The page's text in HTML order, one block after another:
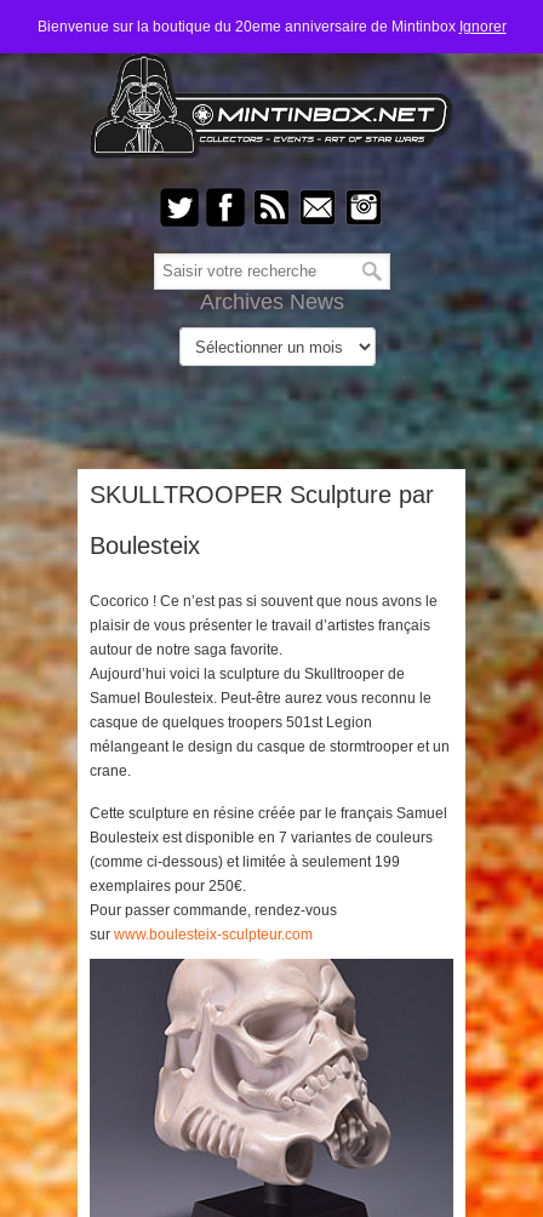
Bienvenue sur la boutique du 20eme anniversaire de Mintinbox Ignorer
Archives News
SKULLTROOPER Sculpture par
Boulesteix
Cocorico ! Ce n’est pas si souvent que nous avons le
plaisir de vous présenter le travail d’artistes français
autour de notre saga favorite.
Aujourd’hui voici la sculpture du Skulltrooper de
Samuel Boulesteix. Peut-être aurez vous reconnu le
casque de quelques troopers 501st Legion
mélangeant le design du casque de stormtrooper et un
crane.
Cette sculpture en résine créée par le français Samuel
Boulesteix est disponible en 7 variantes de couleurs
(comme ci-dessous) et limitée à seulement 199
exemplaires pour 250€.
Pour passer commande, rendez-vous
sur www.boulesteix-sculpteur.com